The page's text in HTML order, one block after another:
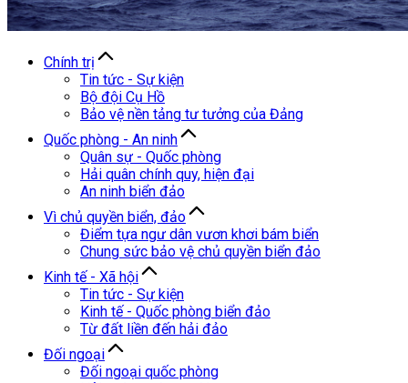
Chính trị
Tin tức - Sự kiện
Bộ đội Cụ Hồ
Bảo vệ nền tảng tư tưởng của Đảng
Quốc phòng - An ninh
Quân sự - Quốc phòng
Hải quân chính quy, hiện đại
An ninh biển đảo
Vì chủ quyền biển, đảo
Điểm tựa ngư dân vươn khơi bám biển
Chung sức bảo vệ chủ quyền biển đảo
Kinh tế - Xã hội
Tin tức - Sự kiện
Kinh tế - Quốc phòng biển đảo
Từ đất liền đến hải đảo
Đối ngoại
Đối ngoại quốc phòng